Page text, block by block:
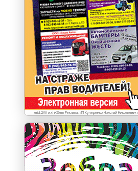
erid:2VfnxxhKSem Реклама. ИП Кучеренко Николай Николаевич